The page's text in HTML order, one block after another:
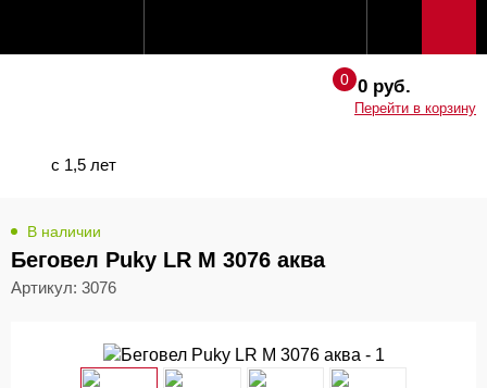
0 руб.
Перейти в корзину
с 1,5 лет
В наличии
Беговел Puky LR M 3076 аква
Артикул: 3076